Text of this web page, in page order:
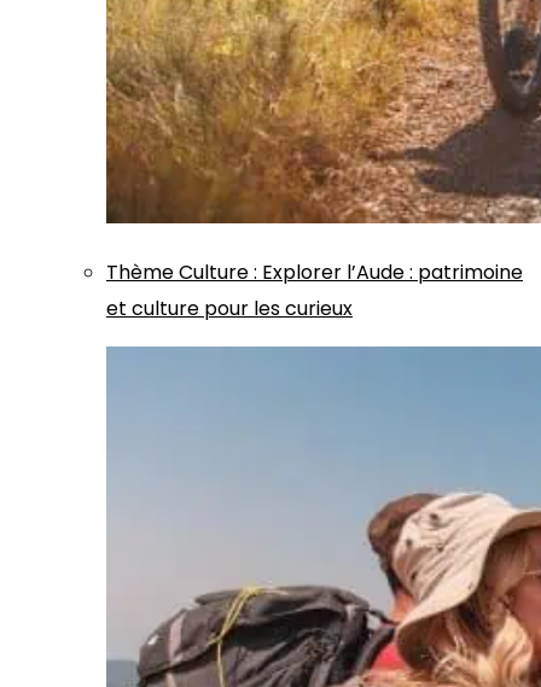
ThèmeCulture: Explorer l’Aude : patrimoine
et culture pour les curieux